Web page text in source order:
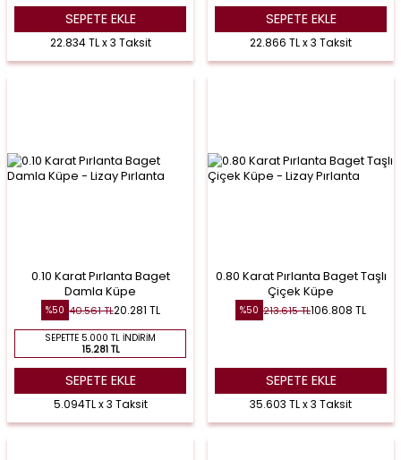
SEPETE EKLE
22.834 TL x 3 Taksit
SEPETE EKLE
22.866 TL x 3 Taksit
0.10 Karat Pırlanta Baget
Damla Küpe
%50 40.561TL20.281 TL
SEPETTE 5.000 TL İNDIRIM
15.281 TL
SEPETE EKLE
5.094TL x 3 Taksit
0.80 Karat Pırlanta Baget Taşlı
Çiçek Küpe
%50 213.615TL106.808 TL
SEPETE EKLE
35.603 TL x 3 Taksit